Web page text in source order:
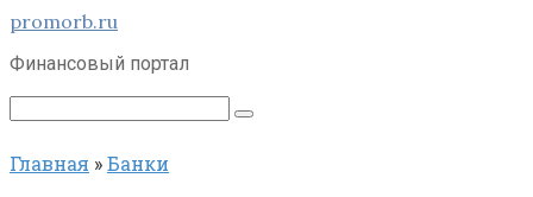
Перейти
контенту
promorb.ru
Финансовый портал
Поиск:
Главная »Банки